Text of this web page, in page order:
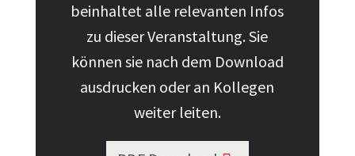
beinhaltet alle relevanten Infos
zu dieser Veranstaltung. Sie
können sie nach dem Download
ausdrucken oder an Kollegen
weiter leiten.